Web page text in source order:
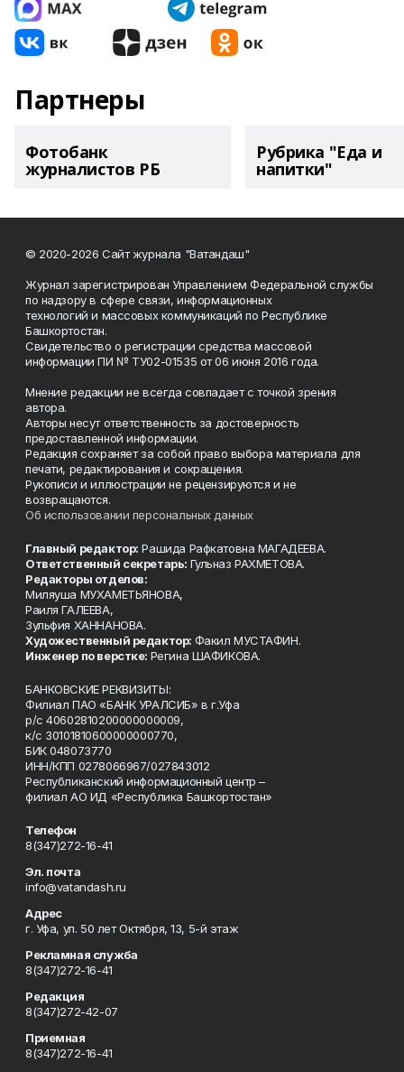
Партнеры
Фотобанк
журналистов РБ
Рубрика "Еда и
напитки"
© 2020-2026 Сайт журнала "Ватандаш"
Журнал зарегистрирован Управлением Федеральной службы
по надзору в сфере связи, информационных
технологий и массовых коммуникаций по Республике
Башкортостан.
Свидетельство о регистрации средства массовой
информации ПИ № ТУ02-01535 от 06 июня 2016 года.
Мнение редакции не всегда совпадает с точкой зрения
автора.
Авторы несут ответственность за достоверность
предоставленной информации.
Редакция сохраняет за собой право выбора материала для
печати, редактирования и сокращения.
Рукописи и иллюстрации не рецензируются и не
возвращаются.
Об использовании персональных данных
Главный редактор: Рашида Рафкатовна МАГАДЕЕВА.
Ответственный секретарь: Гульназ РАХМЕТОВА.
Редакторы отделов:
Миляуша МУХАМЕТЬЯНОВА,
Раиля ГАЛЕЕВА,
Зульфия ХАННАНОВА.
Художественный редактор: Факил МУСТАФИН.
Инженер по верстке: Регина ШАФИКОВА.
БАНКОВСКИЕ РЕКВИЗИТЫ:
Филиал ПАО «БАНК УРАЛСИБ» в г.Уфа
р/с 40602810200000000009,
к/с 30101810600000000770,
БИК 048073770
ИНН/КПП 0278066967/027843012
Республиканский информационный центр –
филиал АО ИД «Республика Башкортостан»
Телефон
8(347)272-16-41
Эл. почта
info@vatandash.ru
Адрес
г. Уфа, ул. 50 лет Октября, 13, 5-й этаж
Рекламная служба
8(347)272-16-41
Редакция
8(347)272-42-07
Приемная
8(347)272-16-41